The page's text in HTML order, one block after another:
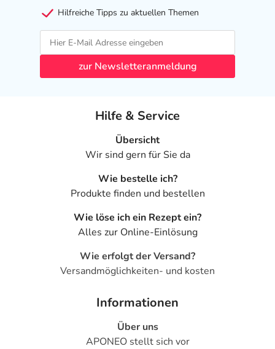
Hilfreiche Tipps zu aktuellen Themen
zur Newsletteranmeldung
Hilfe & Service
Übersicht
Wir sind gern für Sie da
Wie bestelle ich?
Produkte finden und bestellen
Wie löse ich ein Rezept ein?
Alles zur Online-Einlösung
Wie erfolgt der Versand?
Versandmöglichkeiten- und kosten
Informationen
Über uns
APONEO stellt sich vor